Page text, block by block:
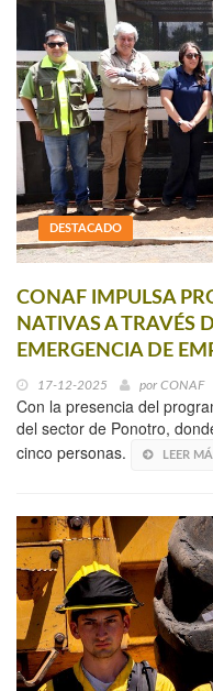
DESTACADO
CONAF IMPULSA
NATIVAS A TRAVÉS
EMERGENCIA DE
17-12-2025 por CONAF
Con la presencia del
del sector de Ponotro,
cinco personas.
LEER